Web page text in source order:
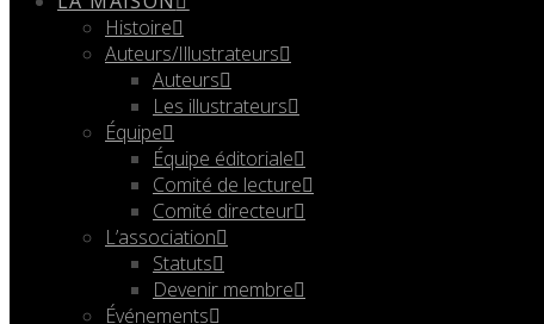
Histoire
Auteurs/Illustrateurs
Auteurs
Les illustrateurs
Équipe
Équipe éditoriale
Comité de lecture
Comité directeur
L’association
Statuts
Devenir membre
Événements